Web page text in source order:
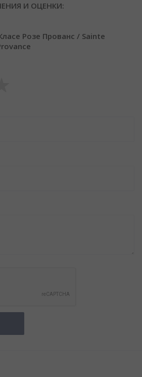
И ОЦЕНКИ:
Розе Прованс / Sainte